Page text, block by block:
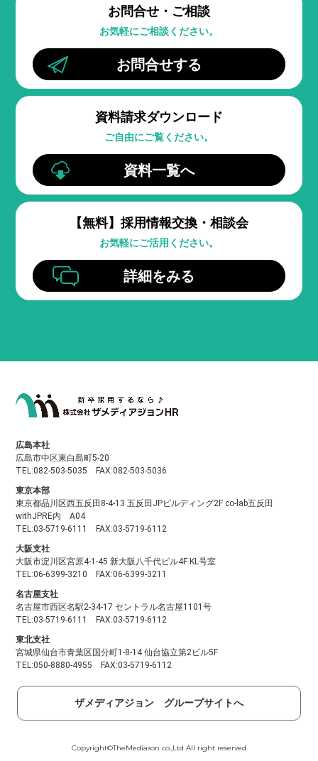
お問合せ・ご相談
お気軽にご相談ください。
お問合せする
資料請求ダウンロード
ご自由にご覧ください。
資料一覧へ
【無料】 採用情報交換・相談会
お気軽にご活用ください。
詳細をみる
広島本社
広島市中区東白島町5-20
TEL:082-503-5035 FAX:082-503-5036
東京本部
東京都品川区西五反田8-4-13 五反田JPビルディング2F co-lab五反田
withJPRE内 A04
TEL:03-5719-6111 FAX:03-5719-6112
大阪支社
大阪市淀川区宮原4-1-45 新大阪八千代ビル4F KL号室
TEL:06-6399-3210 FAX:06-6399-3211
名古屋支社
名古屋市西区名駅2-34-17 セントラル名古屋1101号
TEL:03-5719-6111 FAX:03-5719-6112
東北支社
宮城県仙台市青葉区国分町1-8-14 仙台協立第2ビル5F
TEL:050-8880-4955 FAX:03-5719-6112
ザメディアジョン グループサイトへ
Copyright©TheMediason co.,Ltd All right reserved